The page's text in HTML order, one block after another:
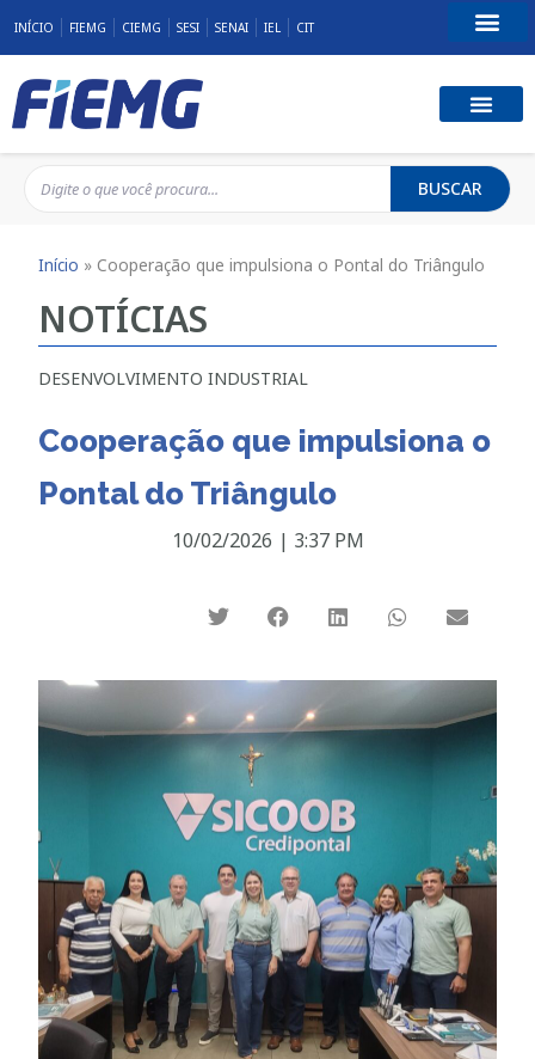
INÍCIO FIEMG CIEMG SESI SENAI IEL CIT
BUSCAR
Início » Cooperação que impulsiona o Pontal do Triângulo
NOTÍCIAS
DESENVOLVIMENTO INDUSTRIAL
Cooperação que impulsiona o
Pontal do Triângulo
10/02/2026 | 3:37 PM